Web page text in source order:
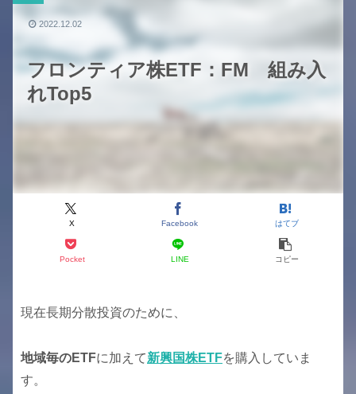
フロンティア株ETF：FM 組み入
れTop5
X Facebook はてブ
Pocket LINE コピー
2022.12.02
現在長期分散投資のために、
地域毎のETFに加えて新興国株ETFを購入していま
す。